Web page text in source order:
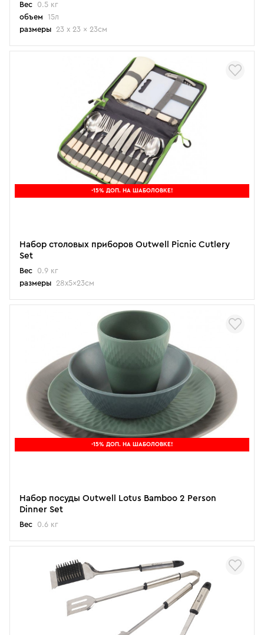
Вес
0.5 кг
объем
15л
размеры
23 x 23 x 23см
-15% ДОП. НА ШАБОЛОВКЕ!
Набор столовых приборов Outwell Picnic Cutlery
Set
Вес
0.9 кг
размеры
28x5x23см
-15% ДОП. НА ШАБОЛОВКЕ!
Набор посуды Outwell Lotus Bamboo 2 Person
Dinner Set
Вес 0.6 кг